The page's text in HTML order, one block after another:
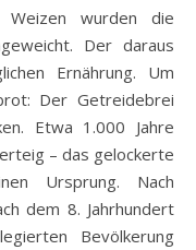
wurden die
Der daraus
Ernährung. Um
Der Getreidebrei
Etwa 1.000 Jahre
– das gelockerte
Ursprung. Nach
dem 8. Jahrhundert
Bevölkerung